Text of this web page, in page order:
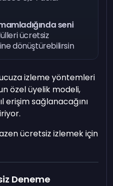
seni
ücretsiz
dönüştürebilirsin
izleme yöntemleri
özel üyelik modeli,
erişim sağlanacağını
ücretsiz izlemek için
Deneme